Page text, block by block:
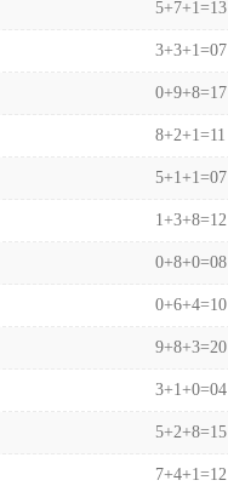
5+7+1=13
3+3+1=07
0+9+8=17
8+2+1=11
5+1+1=07
1+3+8=12
0+8+0=08
0+6+4=10
9+8+3=20
3+1+0=04
5+2+8=15
7+4+1=12